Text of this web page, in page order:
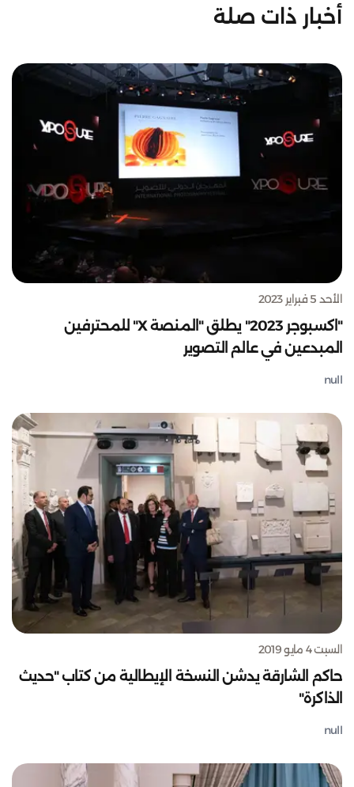
أخبار ذات صلة
الأحد 5 فبراير 2023
"اكسبوجر 2023" يطلق "المنصة X" للمحترفين
المبدعين في عالم التصوير
null
السبت 4 مايو 2019
حاكم الشارقة يدشن النسخة الإيطالية من كتاب "حديث
الذاكرة"
null